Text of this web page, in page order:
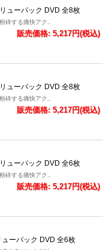
ューパック DVD 全8枚
砕する痛快アク..
販売価格: 5,217円(税込)
ューパック DVD 全8枚
砕する痛快アク..
販売価格: 5,217円(税込)
ューパック DVD 全6枚
砕する痛快アク..
販売価格: 5,217円(税込)
ーパック DVD 全6枚